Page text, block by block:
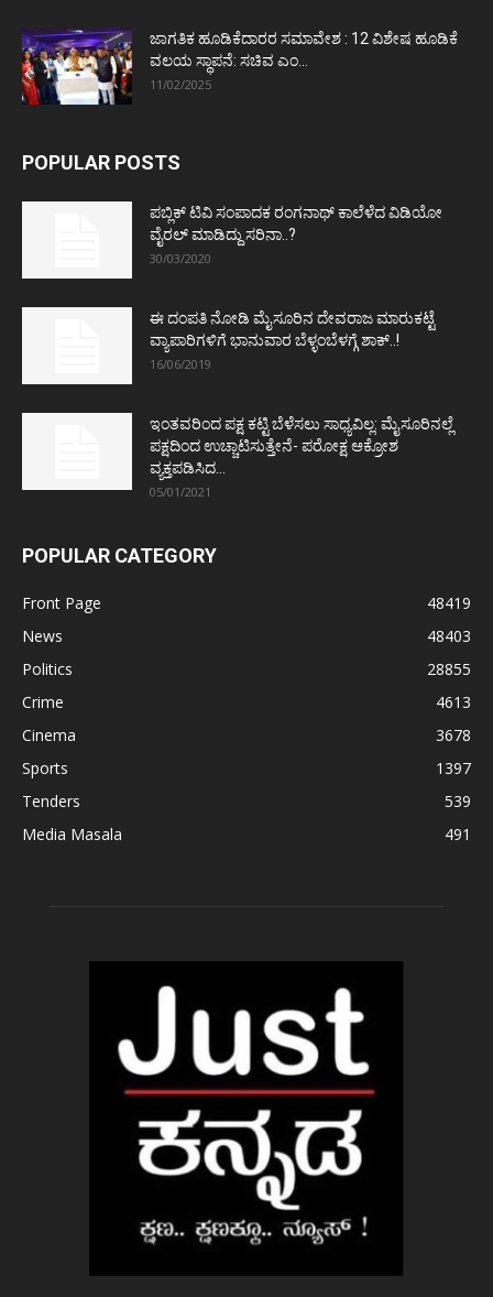
ಜಾಗತಿಕ ಹೂಡಿಕೆದಾರರ ಸಮಾವೇಶ : 12 ವಿಶೇಷ ಹೂಡಿಕೆ
ವಲಯ ಸ್ಥಾಪನೆ: ಸಚಿವ ಎಂ...
11/02/2025
POPULAR POSTS
ಪಬ್ಲಿಕ್ ಟಿವಿ ಸಂಪಾದಕ ರಂಗನಾಥ್ ಕಾಲೆಳೆದ ವಿಡಿಯೋ
ವೈರಲ್ ಮಾಡಿದ್ದು ಸರಿನಾ..?
30/03/2020
ಈ ದಂಪತಿ ನೋಡಿ ಮೈಸೂರಿನ ದೇವರಾಜ ಮಾರುಕಟ್ಟೆ
ವ್ಯಾಪಾರಿಗಳಿಗೆ ಭಾನುವಾರ ಬೆಳ್ಳಂಬೆಳಗ್ಗೆ ಶಾಕ್..!
16/06/2019
ಇಂತವರಿಂದ ಪಕ್ಷ ಕಟ್ಟಿ ಬೆಳೆಸಲು ಸಾಧ್ಯವಿಲ್ಲ: ಮೈಸೂರಿನಲ್ಲೆ
ಪಕ್ಷದಿಂದ ಉಚ್ಚಾಟಿಸುತ್ತೇನೆ- ಪರೋಕ್ಷ ಆಕ್ರೋಶ
ವ್ಯಕ್ತಪಡಿಸಿದ...
05/01/2021
POPULAR CATEGORY
Front Page
48419
News
48403
Politics
28855
Crime
4613
Cinema
3678
Sports
1397
Tenders
539
Media Masala
491